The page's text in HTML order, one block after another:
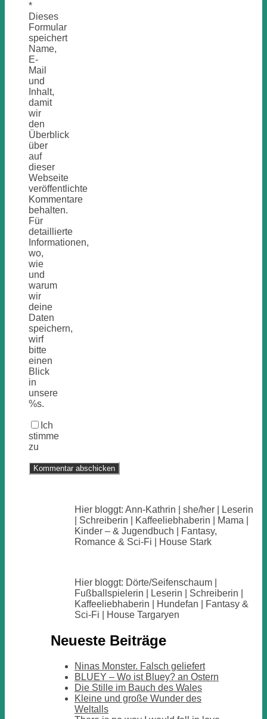
*
Dieses
Formular
speichert
Name,
E-
Mail
und
Inhalt,
damit
wir
den
Überblick
über
auf
dieser
Webseite
veröffentlichte
Kommentare
behalten.
Für
detaillierte
Informationen,
wo,
wie
und
warum
wir
deine
Daten
speichern,
wirf
bitte
einen
Blick
in
unsere
%s.
Ich
stimme
zu
Hier bloggt: Ann-Kathrin | she/her | Leserin
| Schreiberin | Kaffeeliebhaberin | Mama |
Kinder – & Jugendbuch | Fantasy,
Romance & Sci-Fi | House Stark
Hier bloggt: Dörte/Seifenschaum |
Fußballspielerin | Leserin | Schreiberin |
Kaffeeliebhaberin | Hundefan | Fantasy &
Sci-Fi | House Targaryen
Neueste Beiträge
Ninas Monster. Falsch geliefert
BLUEY – Wo ist Bluey? an Ostern
Die Stille im Bauch des Wales
Kleine und große Wunder des
Weltalls